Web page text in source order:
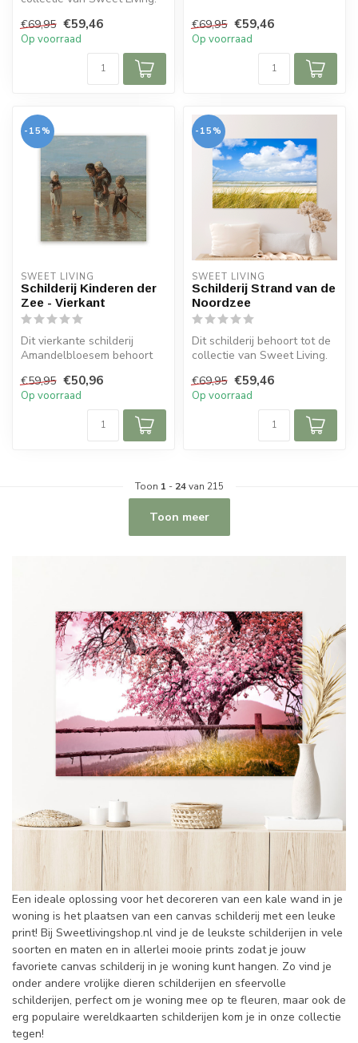
€69,95 €59,46
Op voorraad
€69,95 €59,46
Op voorraad
-15%
SWEET LIVING
Schilderij Kinderen der
Zee - Vierkant
Dit vierkante schilderij
Amandelbloesem behoort
Livin...
€59,95 €50,96
Op voorraad
-15%
SWEET LIVING
Schilderij Strand van de
Noordzee
Dit schilderij behoort tot de
collectie van Sweet Living.
€69,95 €59,46
Op voorraad
Toon 1 - 24van 215
Toon meer
Een ideale oplossing voor het decoreren van een kale wand in je
woning is het plaatsen van een canvas schilderij met een leuke
print! Bij Sweetlivingshop.nl vind je de leukste schilderijen in vele
soorten en maten en in allerlei mooie prints zodat je jouw
favoriete canvas schilderij in je woning kunt hangen. Zo vind je
onder andere vrolijke dieren schilderijen en sfeervolle
schilderijen, perfect om je woning mee op te fleuren, maar ook de
erg populaire wereldkaarten schilderijen kom je in onze collectie
tegen!